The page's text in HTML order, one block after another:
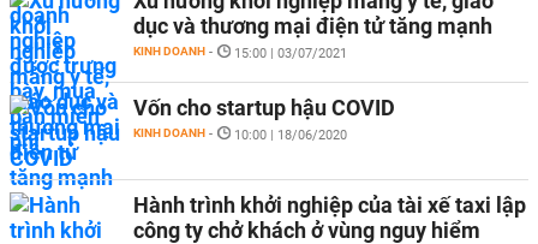
dục và thương mại điện tử tăng mạnh
KINH DOANH - 15:00 | 03/07/2021
Vốn cho startup hậu COVID
KINH DOANH - 10:00 | 18/06/2020
Hành trình khởi nghiệp của tài xế taxi lập
công ty chở khách ở vùng nguy hiểm